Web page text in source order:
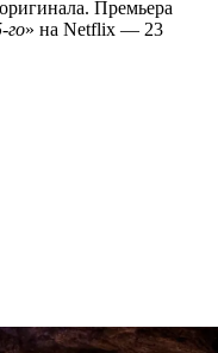
Премьера
го» на Netflix — 23